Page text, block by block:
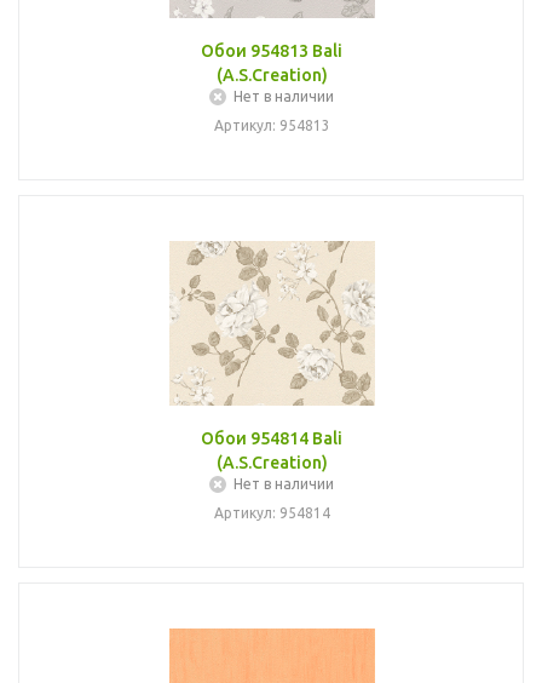
Обои 954813 Bali
(A.S.Creation)
Нет в наличии
Артикул: 954813
Обои 954814 Bali
(A.S.Creation)
Нет в наличии
Артикул: 954814